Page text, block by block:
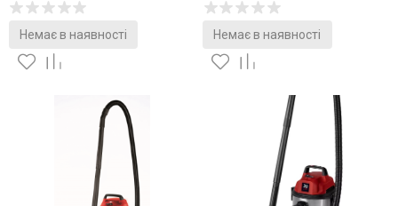
Немає в наявності Немає в наявності